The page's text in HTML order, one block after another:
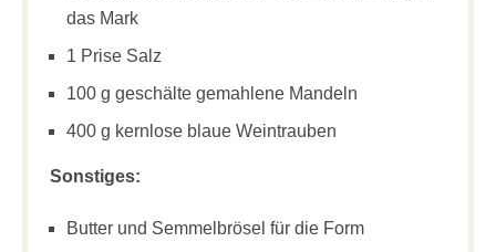
das Mark
1 Prise Salz
100 g geschälte gemahlene Mandeln
400 g kernlose blaue Weintrauben
Sonstiges:
Butter und Semmelbrösel für die Form